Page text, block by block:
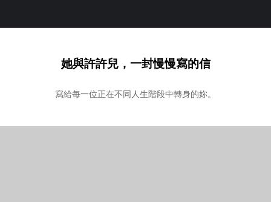
她與許許兒，一封慢慢寫的信
寫給每一位正在不同人生階段中轉身的妳。